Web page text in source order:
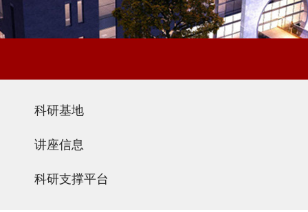
科研基地
讲座信息
科研支撑平台